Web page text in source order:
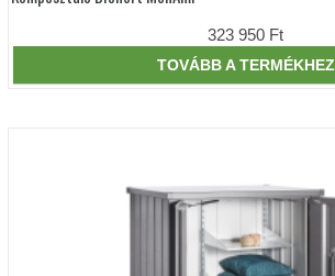
323 950 Ft
TOVÁBB A TERMÉKHEZ